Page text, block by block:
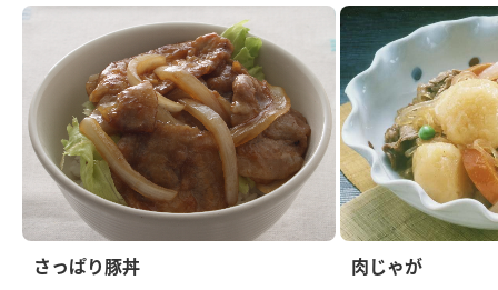
さっぱり豚丼 肉じゃが